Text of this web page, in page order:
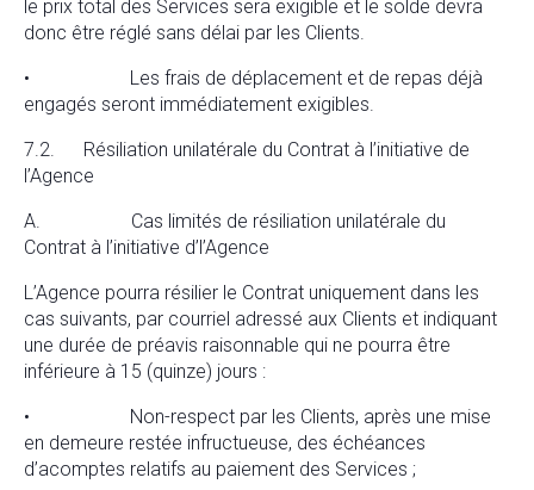
le prix total des Services sera exigible et le solde devra
donc être réglé sans délai par les Clients.
• Les frais de déplacement et de repas déjà
engagés seront immédiatement exigibles.
7.2. Résiliation unilatérale du Contrat à l’initiative de
l’Agence
A. Cas limités de résiliation unilatérale du
Contrat à l’initiative d’l’Agence
L’Agence pourra résilier le Contrat uniquement dans les
cas suivants, par courriel adressé aux Clients et indiquant
une durée de préavis raisonnable qui ne pourra être
inférieure à 15 (quinze) jours :
• Non-respect par les Clients, après une mise
en demeure restée infructueuse, des échéances
d’acomptes relatifs au paiement des Services ;